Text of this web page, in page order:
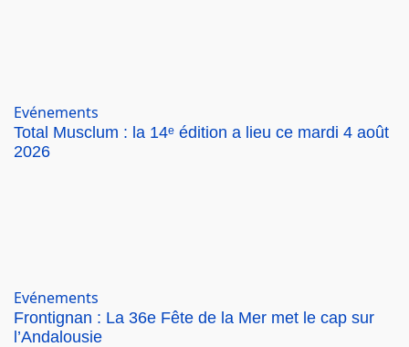
Evénements
Total Musclum : la 14ᵉ édition a lieu ce mardi 4 août
2026
Evénements
Frontignan : La 36e Fête de la Mer met le cap sur
l’Andalousie